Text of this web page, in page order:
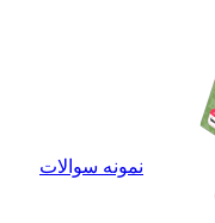
نمونه سوالات